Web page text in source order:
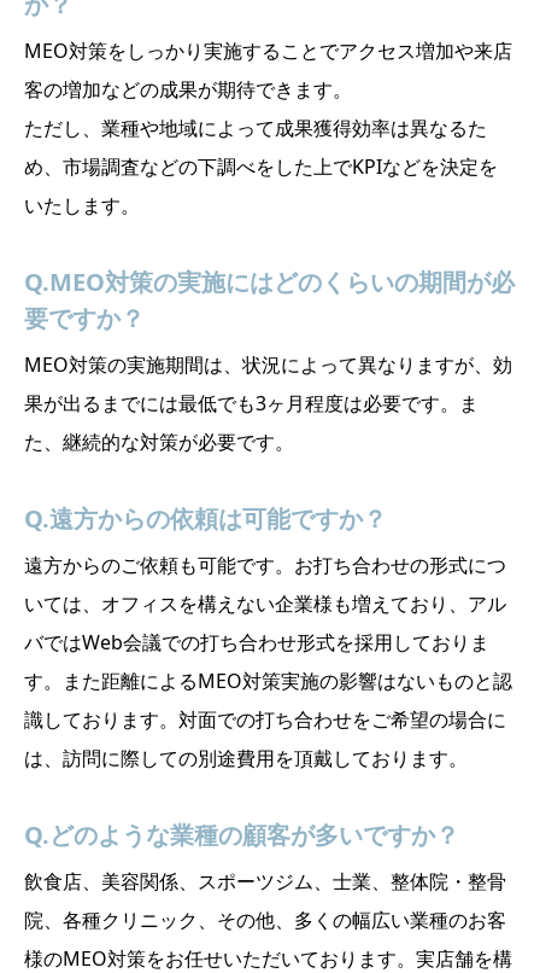
MEO対策をしっかり実施することでアクセス増加や来店
客の増加などの成果が期待できます。
ただし、業種や地域によって成果獲得効率は異なるた
め、市場調査などの下調べをした上でKPIなどを決定を
いたします。
Q.MEO対策の実施にはどのくらいの期間が必
要ですか？
MEO対策の実施期間は、状況によって異なりますが、効
果が出るまでには最低でも3ヶ月程度は必要です。ま
た、継続的な対策が必要です。
Q.遠方からの依頼は可能ですか？
遠方からのご依頼も可能です。お打ち合わせの形式につ
いては、オフィスを構えない企業様も増えており、アル
バではWeb会議での打ち合わせ形式を採用しておりま
す。また距離によるMEO対策実施の影響はないものと認
識しております。対面での打ち合わせをご希望の場合に
は、訪問に際しての別途費用を頂戴しております。
Q.どのような業種の顧客が多いですか？
飲食店、美容関係、スポーツジム、士業、整体院・整骨
院、各種クリニック、その他、多くの幅広い業種のお客
様のMEO対策をお任せいただいております。実店舗を構